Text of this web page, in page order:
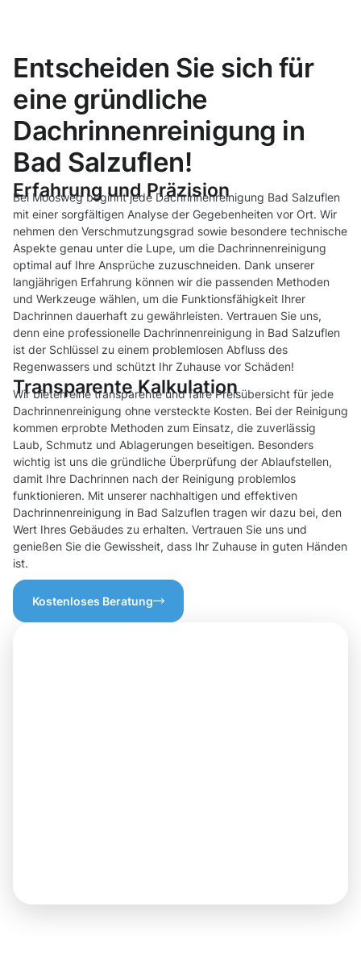
Entscheiden Sie sich für
eine gründliche
Dachrinnenreinigung in
Bad Salzuflen!
Erfahrung und Präzision
Bei Moosweg beginnt jede Dachrinnenreinigung Bad Salzuflen
mit einer sorgfältigen Analyse der Gegebenheiten vor Ort. Wir
nehmen den Verschmutzungsgrad sowie besondere technische
Aspekte genau unter die Lupe, um die Dachrinnenreinigung
optimal auf Ihre Ansprüche zuzuschneiden. Dank unserer
langjährigen Erfahrung können wir die passenden Methoden
und Werkzeuge wählen, um die Funktionsfähigkeit Ihrer
Dachrinnen dauerhaft zu gewährleisten. Vertrauen Sie uns,
denn eine professionelle Dachrinnenreinigung in Bad Salzuflen
ist der Schlüssel zu einem problemlosen Abfluss des
Regenwassers und schützt Ihr Zuhause vor Schäden!
Transparente Kalkulation
Wir bieten eine transparente und faire Preisübersicht für jede
Dachrinnenreinigung ohne versteckte Kosten. Bei der Reinigung
kommen erprobte Methoden zum Einsatz, die zuverlässig
Laub, Schmutz und Ablagerungen beseitigen. Besonders
wichtig ist uns die gründliche Überprüfung der Ablaufstellen,
damit Ihre Dachrinnen nach der Reinigung problemlos
funktionieren. Mit unserer nachhaltigen und effektiven
Dachrinnenreinigung in Bad Salzuflen tragen wir dazu bei, den
Wert Ihres Gebäudes zu erhalten. Vertrauen Sie uns und
genießen Sie die Gewissheit, dass Ihr Zuhause in guten Händen
ist.
Kostenloses Beratung